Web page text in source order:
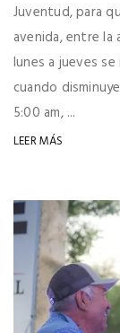
Juventud, para
avenida, entre la
lunes a jueves
cuando
5:00 am, ...
LEER MÁS